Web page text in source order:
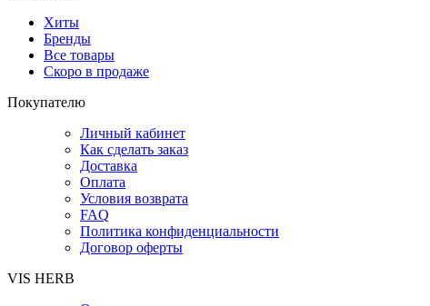
Хиты
Бренды
Все товары
Скоро в продаже
Покупателю
Личный кабинет
Как сделать заказ
Доставка
Оплата
Условия возврата
FAQ
Политика конфиденциальности
Договор оферты
VIS HERB